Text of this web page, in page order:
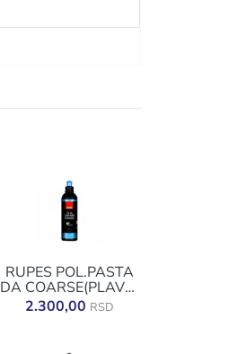
RUPES POL.PASTA
DA COARSE(PLAVA)
250ML
2.300,00 RSD